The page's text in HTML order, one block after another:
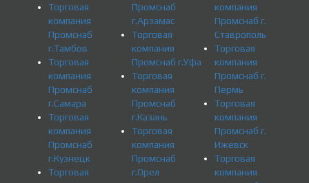
Торговая
компания
Промснаб
г.Тамбов
Торговая
компания
Промснаб
г.Самара
Торговая
компания
Промснаб
г.Кузнецк
Торговая
Промснаб
г.Арзамас
Торговая
компания
Промснаб г.Уфа
Торговая
компания
Промснаб
г.Казань
Торговая
компания
Промснаб
г.Орел
компания
Промснаб г.
Ставрополь
Торговая
компания
Промснаб г.
Пермь
Торговая
компания
Промснаб г.
Ижевск
Торговая
компания